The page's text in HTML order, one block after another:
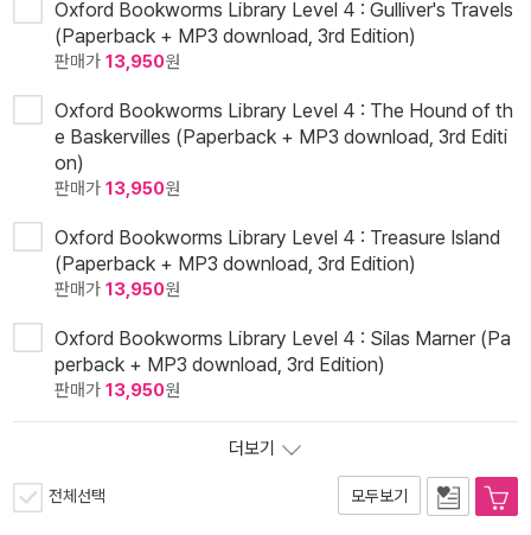
Oxford Bookworms Library Level 4 : Gulliver's Travels
(Paperback + MP3 download, 3rd Edition)
판매가 13,950원
Oxford Bookworms Library Level 4 : The Hound of th
e Baskervilles (Paperback + MP3 download, 3rd Editi
on)
판매가 13,950원
Oxford Bookworms Library Level 4 : Treasure Island
(Paperback + MP3 download, 3rd Edition)
판매가 13,950원
Oxford Bookworms Library Level 4 : Silas Marner (Pa
perback + MP3 download, 3rd Edition)
판매가 13,950원
더보기
전체선택 모두보기